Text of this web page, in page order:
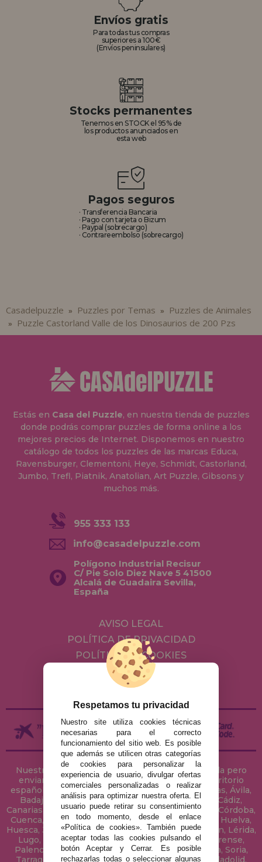
Envíos gratis
Para todas tus compras
superiores a 100€
(Envíos peninsulares)
Stocks permanentes
Tenemos en STOCK el 95% de
los productos anunciados en
esta web
Pagos seguros
· Transferencia Bancaria
· Pago con tarjeta o Bizum
· Paypal (sobrecargo)
· Contrareembolso (sobrecargo)
Casadelpuzzle » Puzzles por Temas » Puzzles de Animales
» Puzzle Castorland Valle de los Dinosaurios de 200 Pzs
Estás en Casa del Puzzle, en nuestra tienda de puzzles
donde podrás comprar puzzles de forma online a los
mejores precios de Internet. Disponemos en nuestro
catálogo de todos los puzzles de las marcas Educa,
Ravensburger, Clementoni, Heye, Schmidt, Castorland,
Jumbo, Trefl, Piatnik, Anatolian, Art Puzzle, Gibsons y
muchos más.
955 333 133
info@casadelpuzzle.com
Polígono Industrial Recisur
C/ Pie Solo Diez Nave 5 41500
Alcalá de Guadaira Sevilla,
España
AVISO LEGAL
POLÍTICA DE PRIVACIDAD
POLÍTICA DE COOKIES
ENVÍOS Y DEVOLUCIONES
DEVOLUCIONES / DESISTIMIENTO
Nuestra tienda de puzzles está ubicada en Sevilla pero
enviamos tus puzzles a cualquier ciudad del territorio
español: Álava, Albacete, Alicante, Almería, Asturias, Ávila,
Badajoz, Baleares, Barcelona, Burgos, Cáceres, Cádiz,
Canarias, Cantabria, Castellón, Ceuta, Ciudad Real, Córdoba,
Cuenca, Gerona, Granada, Guadalajara, Guipúzcoa, Huelva,
Huesca, Jaén, La Coruña, La Rioja, Las Palmas, Leon, Lérida,
Lugo, Madrid, Málaga, Melilla, Murcia, Navarra, Orense,
Palencia, Pontevedra, Salamanca, Segovia, Sevilla, Soria,
Respetamos tu privacidad
Nuestro site utiliza cookies técnicas
necesarias para el correcto
funcionamiento del sitio web. Es posible
que además se utilicen otras categorías
de cookies para personalizar la
experiencia de usuario, divulgar ofertas
comerciales personalizadas o realizar
análisis para optimizar nuestra oferta. El
usuario puede retirar su consentimiento
en todo momento, desde el enlace
«Política de cookies». También puede
aceptar todas las cookies pulsando el
botón Aceptar y Cerrar. Es posible
rechazarlas todas o seleccionar algunas